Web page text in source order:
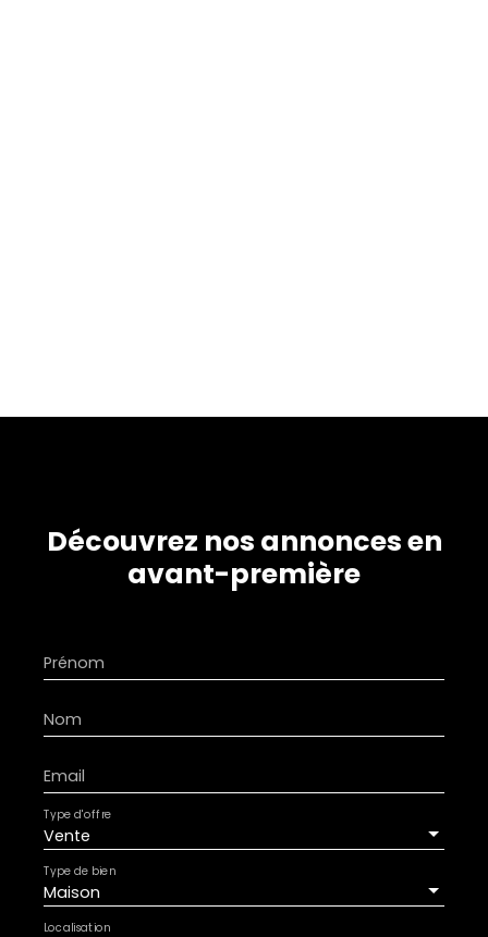
Découvrez nos annonces en
avant-première
Prénom
Nom
Email
Vente
Type d'offre
Maison
Type de bien
Localisation